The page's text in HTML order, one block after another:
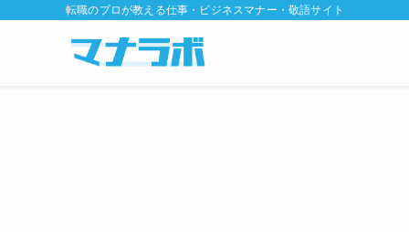
転職のプロが教える仕事・ビジネスマナー・敬語サイト